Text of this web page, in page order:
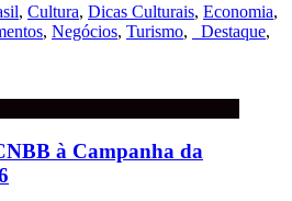
, Cultura, Dicas Culturais, Economia,
, Negócios, Turismo, _Destaque,
à Campanha da